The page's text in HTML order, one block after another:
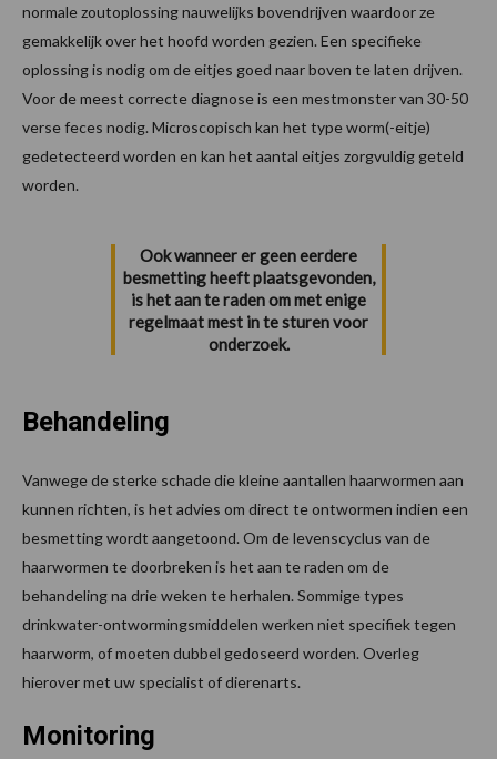
normale zoutoplossing nauwelijks bovendrijven waardoor ze
gemakkelijk over het hoofd worden gezien. Een specifieke
oplossing is nodig om de eitjes goed naar boven te laten drijven.
Voor de meest correcte diagnose is een mestmonster van 30-50
verse feces nodig. Microscopisch kan het type worm(-eitje)
gedetecteerd worden en kan het aantal eitjes zorgvuldig geteld
worden.
Ook wanneer er geen eerdere
besmetting heeft plaatsgevonden,
is het aan te raden om met enige
regelmaat mest in te sturen voor
onderzoek.
Behandeling
Vanwege de sterke schade die kleine aantallen haarwormen aan
kunnen richten, is het advies om direct te ontwormen indien een
besmetting wordt aangetoond. Om de levenscyclus van de
haarwormen te doorbreken is het aan te raden om de
behandeling na drie weken te herhalen. Sommige types
drinkwater-ontwormingsmiddelen werken niet specifiek tegen
haarworm, of moeten dubbel gedoseerd worden. Overleg
hierover met uw specialist of dierenarts.
Monitoring